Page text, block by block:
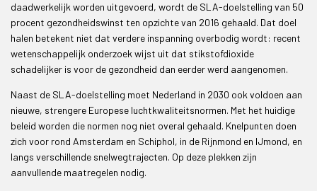
daadwerkelijk worden uitgevoerd, wordt de SLA-doelstelling van 50
procent gezondheidswinst ten opzichte van 2016 gehaald. Dat doel
halen betekent niet dat verdere inspanning overbodig wordt: recent
wetenschappelijk onderzoek wijst uit dat stikstofdioxide
schadelijker is voor de gezondheid dan eerder werd aangenomen.
Naast de SLA-doelstelling moet Nederland in 2030 ook voldoen aan
nieuwe, strengere Europese luchtkwaliteitsnormen. Met het huidige
beleid worden die normen nog niet overal gehaald. Knelpunten doen
zich voor rond Amsterdam en Schiphol, in de Rijnmond en IJmond, en
langs verschillende snelwegtrajecten. Op deze plekken zijn
aanvullende maatregelen nodig.